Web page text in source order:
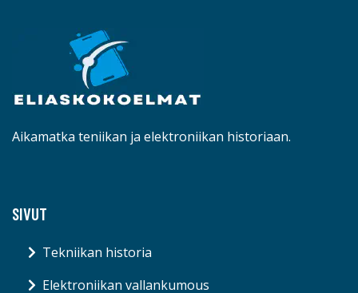
Aikamatka teniikan ja elektroniikan historiaan.
SIVUT
Tekniikan historia
Elektroniikan vallankumous